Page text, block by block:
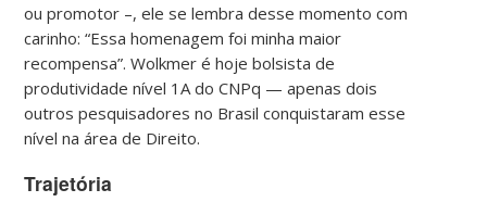
ou promotor –, ele se lembra desse momento com
carinho: “Essa homenagem foi minha maior
recompensa”. Wolkmer é hoje bolsista de
produtividade nível 1A do CNPq — apenas dois
outros pesquisadores no Brasil conquistaram esse
nível na área de Direito.
Trajetória